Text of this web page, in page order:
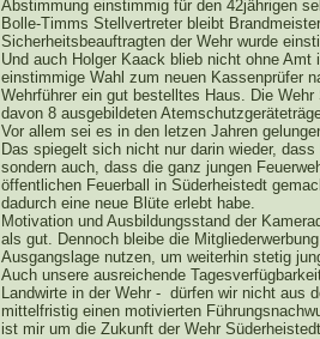
Abstimmung einstimmig für den 42jährigen
Bolle-Timms Stellvertreter bleibt
Sicherheitsbeauftragten der Wehr wurde
Und auch Holger Kaack blieb nicht ohne
einstimmige Wahl zum neuen Kassenprüfer
Wehrführer ein gut bestelltes Haus. Die
davon 8 ausgebildeten
Vor allem sei es in den letzen Jahren
Das spiegelt sich nicht nur darin wieder,
sondern auch, dass die ganz jungen
öffentlichen Feuerball in Süderheistedt
dadurch eine neue Blüte erlebt habe.
Motivation und Ausbildungsstand der
als gut. Dennoch bleibe die
Ausgangslage nutzen, um weiterhin stetig
Auch unsere ausreichende
Landwirte in der Wehr - dürfen wir nicht aus
mittelfristig einen motivierten
ist mir um die Zukunft der Wehr